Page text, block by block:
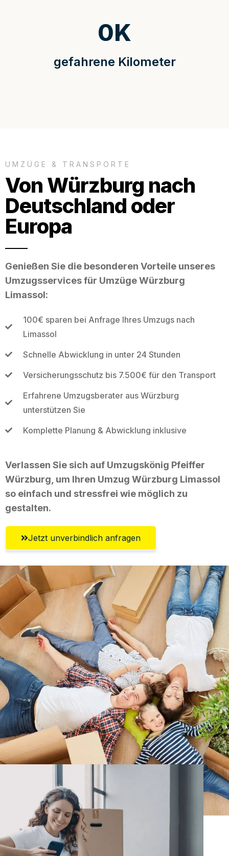
gefahrene Kilometer
0K
UMZÜGE & TRANSPORTE
Von Würzburg nach
Deutschland oder
Europa
Genießen Sie die besonderen Vorteile unseres
Umzugsservices für Umzüge Würzburg
Limassol:
100€ sparen bei Anfrage Ihres Umzugs nach
Limassol
Schnelle Abwicklung in unter 24 Stunden
Versicherungsschutz bis 7.500€ für den Transport
Erfahrene Umzugsberater aus Würzburg
unterstützen Sie
Komplette Planung & Abwicklung inklusive
Verlassen Sie sich auf Umzugskönig Pfeiffer
Würzburg, um Ihren Umzug Würzburg Limassol
so einfach und stressfrei wie möglich zu
gestalten.
Jetzt unverbindlich anfragen